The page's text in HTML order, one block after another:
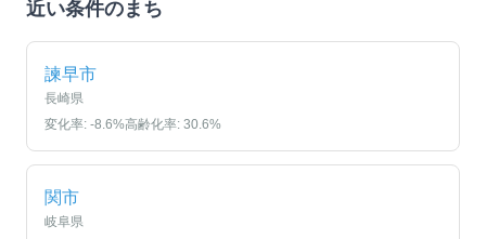
近い条件のまち
諫早市
長崎県
変化率: -8.6%高齢化率: 30.6%
関市
岐阜県